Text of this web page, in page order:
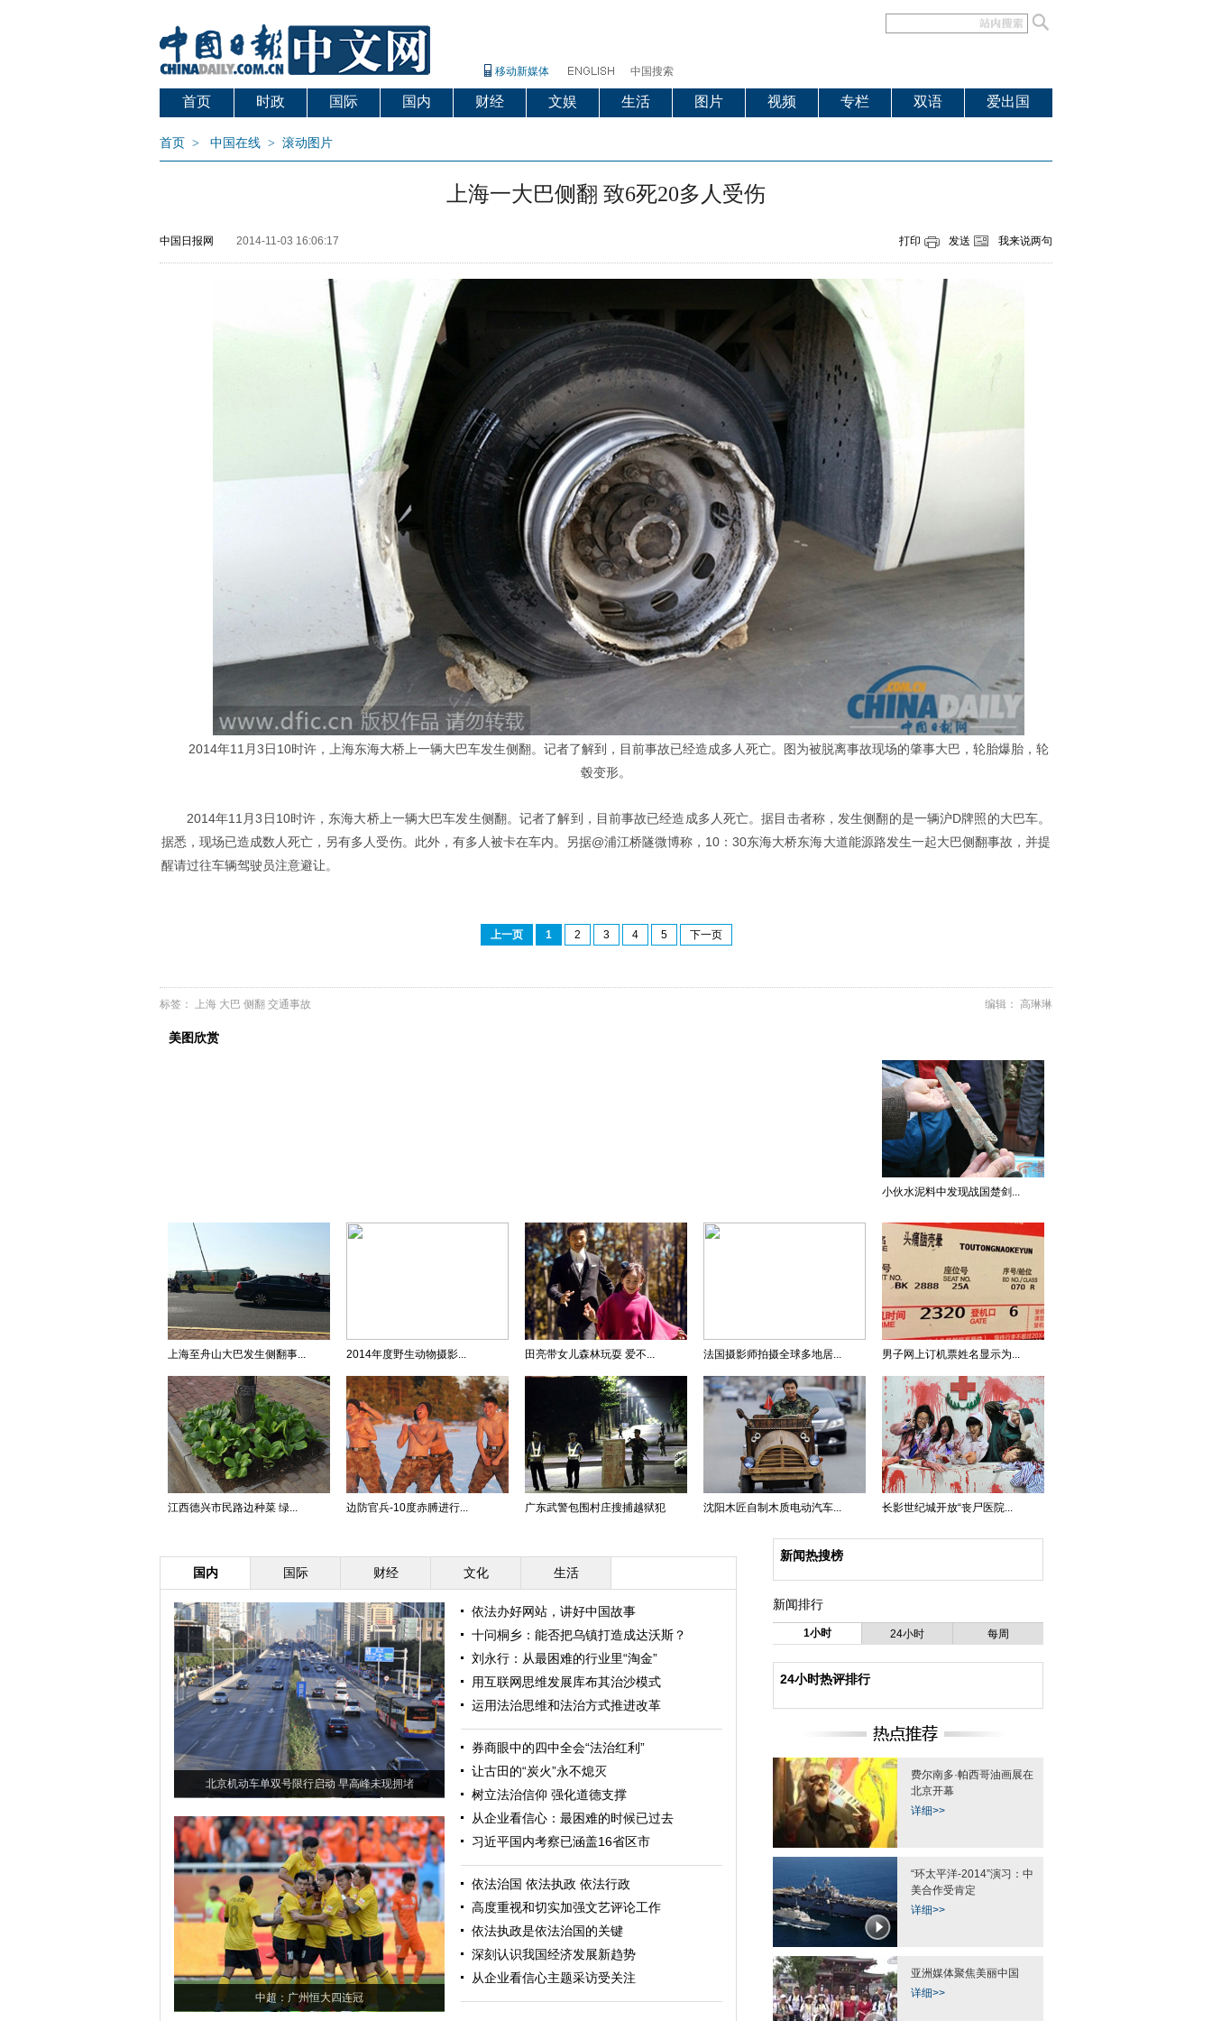
移动新媒体 中国搜索
首页 时政 国际 国内 财经 文娱 生活 图片 视频 专栏 双语 爱出国
首页 > 中国在线 > 滚动图片
上海一大巴侧翻 致6死20多人受伤
中国日报网 2014-11-03 16:06:17 打印 发送 我来说两句
2014年11月3日10时许，上海东海大桥上一辆大巴车发生侧翻。记者了解到，目前事故已经造成多人死亡。图为被脱离事故现场的肇事大巴，轮胎爆胎，轮
毂变形。
2014年11月3日10时许，东海大桥上一辆大巴车发生侧翻。记者了解到，目前事故已经造成多人死亡。据目击者称，发生侧翻的是一辆沪D牌照的大巴车。
据悉，现场已造成数人死亡，另有多人受伤。此外，有多人被卡在车内。另据@浦江桥隧微博称，10：30东海大桥东海大道能源路发生一起大巴侧翻事故，并提
醒请过往车辆驾驶员注意避让。
上一页 1 2 3 4 5 下一页
编辑： 高琳琳
标签： 上海 大巴 侧翻 交通事故
美图欣赏
小伙水泥料中发现战国楚剑...
上海至舟山大巴发生侧翻事... 2014年度野生动物摄影... 田亮带女儿森林玩耍 爱不... 法国摄影师拍摄全球多地居... 男子网上订机票姓名显示为...
江西德兴市民路边种菜 绿... 边防官兵-10度赤膊进行... 广东武警包围村庄搜捕越狱犯 沈阳木匠自制木质电动汽车... 长影世纪城开放“丧尸医院...
国内 国际 财经 文化 生活
北京机动车单双号限行启动 早高峰未现拥堵
中超：广州恒大四连冠
依法办好网站，讲好中国故事
十问桐乡：能否把乌镇打造成达沃斯？
刘永行：从最困难的行业里“淘金”
用互联网思维发展库布其治沙模式
运用法治思维和法治方式推进改革
券商眼中的四中全会“法治红利”
让古田的“炭火”永不熄灭
树立法治信仰 强化道德支撑
从企业看信心：最困难的时候已过去
习近平国内考察已涵盖16省区市
依法治国 依法执政 依法行政
高度重视和切实加强文艺评论工作
依法执政是依法治国的关键
深刻认识我国经济发展新趋势
从企业看信心主题采访受关注
新闻热搜榜
新闻排行
1小时 24小时 每周
24小时热评排行
费尔南多·帕西哥油画展在
北京开幕
详细>>
“环太平洋-2014”演习：中
美合作受肯定
详细>>
亚洲媒体聚焦美丽中国
详细>>